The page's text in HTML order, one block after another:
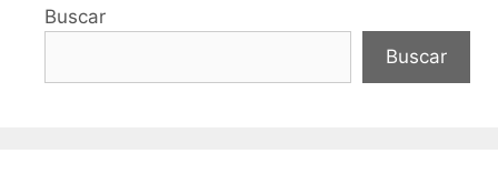
Buscar
Buscar